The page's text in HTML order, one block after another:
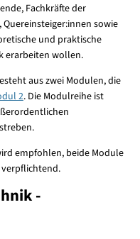
Fachkräfte der
sowie
und praktische
erarbeiten wollen.
aus zwei Modulen, die
2. Die Modulreihe ist
empfohlen, beide Module
-